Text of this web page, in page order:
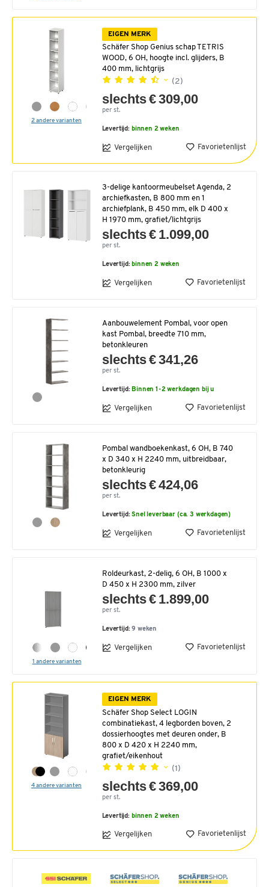
2 andere varianten
EIGEN MERK
Schäfer Shop Genius schap TETRIS
WOOD, 6 OH, hoogte incl. glijders, B
400 mm, lichtgrijs
(2)
slechts € 309,00
per st.
Levertijd: binnen 2 weken
Vergelijken Favorietenlijst
3-delige kantoormeubelset Agenda, 2
archiefkasten, B 800 mm en 1
archiefplank, B 450 mm, elk D 400 x
H 1970 mm, grafiet/lichtgrijs
slechts € 1.099,00
per st.
Levertijd:binnen 2 weken
Vergelijken Favorietenlijst
Aanbouwelement Pombal, voor open
kast Pombal, breedte 710 mm,
betonkleuren
slechts € 341,26
per st.
Levertijd:Binnen 1-2 werkdagen bij u
Vergelijken Favorietenlijst
Pombal wandboekenkast, 6 OH, B 740
x D 340 x H 2240 mm, uitbreidbaar,
betonkleurig
slechts € 424,06
per st.
Levertijd:Snel leverbaar (ca. 3 werkdagen)
Vergelijken Favorietenlijst
1 andere varianten
Roldeurkast, 2-delig, 6 OH, B 1000 x
D 450 x H 2300 mm, zilver
slechts € 1.899,00
per st.
Levertijd:9 weken
Vergelijken Favorietenlijst
4 andere varianten
EIGEN MERK
Schäfer Shop Select LOGIN
combinatiekast, 4 legborden boven, 2
dossierhoogtes met deuren onder, B
800 x D 420 x H 2240 mm,
grafiet/eikenhout
(1)
slechts € 369,00
per st.
Levertijd: binnen 2 weken
Vergelijken Favorietenlijst